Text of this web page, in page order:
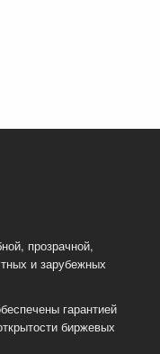
прозрачной,
и зарубежных
гарантией
биржевых